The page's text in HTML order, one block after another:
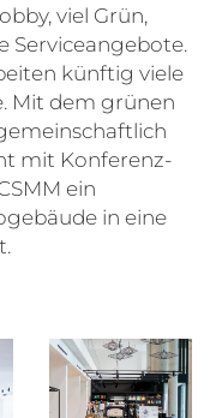
viel Grün,
Serviceangebote.
künftig viele
Mit dem grünen
mit Konferenz-
ein
in eine